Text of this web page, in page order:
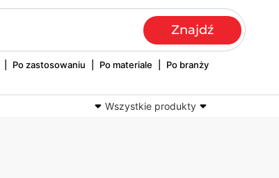
Po zastosowaniu Po materiale Po branży
Wszystkie produkty